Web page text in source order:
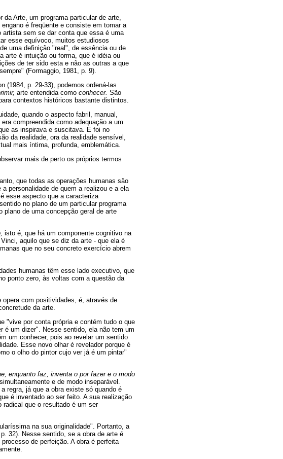
Arte, um programa particular de arte,
é freqüente e consiste em tomar a
artista sem se dar conta que essa é uma
esse equívoco, muitos estudiosos
uma definição "real", de essência ou de
arte é intuição ou forma, que é idéia ou
de ter sido esta e não as outras a que
(Formaggio, 1981, p. 9).
(1984, p. 29-33), podemos ordená-las
arte entendida como conhecer. São
contextos históricos bastante distintos.
quando o aspecto fabril, manual,
compreendida como adequação a um
as inspirava e suscitava. E foi no
da realidade, ora da realidade sensível,
mais íntima, profunda, emblemática.
mais de perto os próprios termos
que todas as operações humanas são
personalidade de quem a realizou e a ela
esse aspecto que a caracteriza
no plano de um particular programa
de uma concepção geral de arte
isto é, que há um componente cognitivo na
aquilo que se diz da arte - que ela é
que no seu concreto exercício abrem
humanas têm esse lado executivo, que
ponto zero, às voltas com a questão da
opera com positividades, é, através de
da arte.
"vive por conta própria e contém tudo o que
é um dizer". Nesse sentido, ela não tem um
um conhecer, pois ao revelar um sentido
Esse novo olhar é revelador porque é
o olho do pintor cujo ver já é um pintar"
enquanto faz, inventa o por fazer e o modo
e de modo inseparável.
regra, já que a obra existe só quando é
é inventado ao ser feito. A sua realização
que o resultado é um ser
na sua originalidade". Portanto, a
32). Nesse sentido, se a obra de arte é
de perfeição. A obra é perfeita